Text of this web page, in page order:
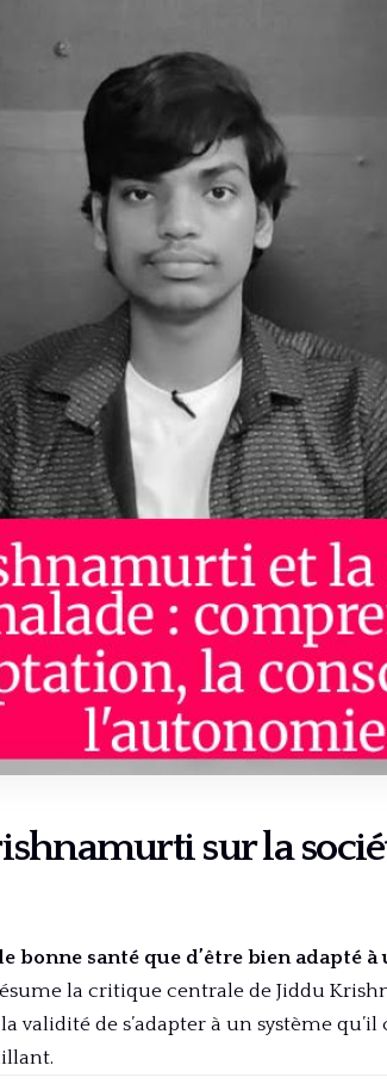
sur la
bonne santé que d’être bien adapté
la critique centrale de Jiddu
validité de s’adapter à un système